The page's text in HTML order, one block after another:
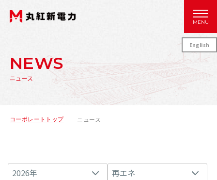
MENU
English
NEWS
ニュース
コーポレートトップ ニュース